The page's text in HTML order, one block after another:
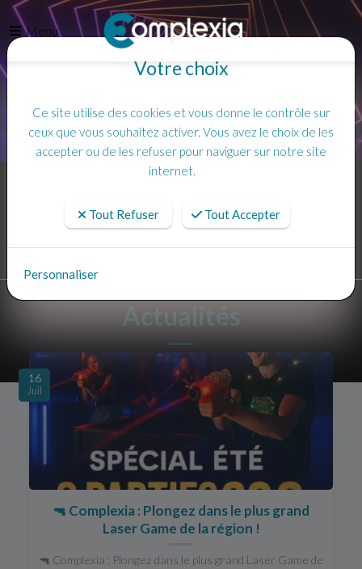
Menu
Actualités
16
Juil
🔫 Complexia : Plongez dans le plus grand
Laser Game de la région !
🔫 Complexia : Plongez dans le plus grand Laser Game de
Votre choix
Ce site utilise des cookies et vous donne le contrôle sur
ceux que vous souhaitez activer. Vous avez le choix de les
accepter ou de les refuser pour naviguer sur notre site
internet.
Tout Refuser Tout Accepter
Personnaliser